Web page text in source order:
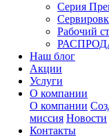
Серия
Рабочий
Наш блог
Акции
Услуги
О компании
О компании
миссия Новости
Контакты